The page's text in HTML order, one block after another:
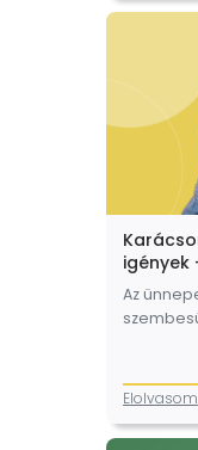
mutatta
igények
a
Az
nem kell
Elolvasom